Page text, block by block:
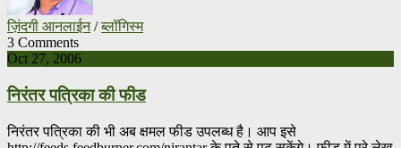
ज़िंदगी आनलाईन/ब्लॉगिस्म
3 Comments
Oct 27, 2006
निरंतर पत्रिका की फीड
निरंतर पत्रिका की भी अब क्षमल फीड उपलब्ध है। आप इसे